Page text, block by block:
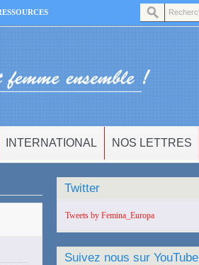
INTERNATIONAL NOS LETTRES
Twitter
Tweets by Femina_Europa
Suivez nous sur YouTube